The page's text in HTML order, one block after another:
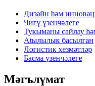
Дизайн һәм
Чигү үзенчәлеге
Тукыманы сайлау
Atылылык басылган
Логистик хезмәтләр
Басма үзенчәлеге
Мәгълүмат